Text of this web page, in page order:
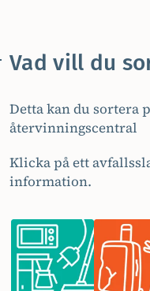
Vad vill du
Detta kan du sortera
återvinningscentral
Klicka på ett
information.